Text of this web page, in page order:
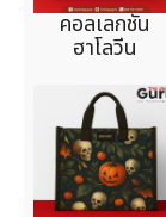
คอลเลกชัน
ฮาโลวีน